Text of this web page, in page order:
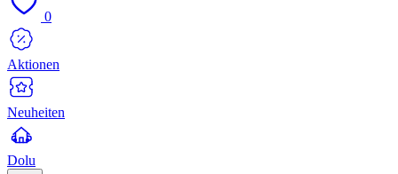
0
Aktionen
Neuheiten
Dolu